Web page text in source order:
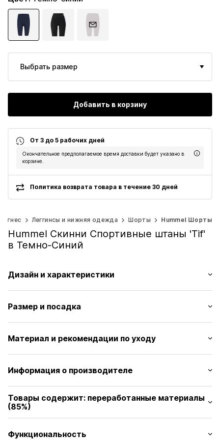
Выбрать размер
Добавить в корзину
От 3 до 5 рабочих дней
Окончательное предполагаемое время доставки будет указано в
корзине.
Политика возврата товара в течение 30 дней
Леггинсы и нижняя одежда Шорты Hummel Шорты
Hummel Скинни Спортивные штаны 'Tif'
в Темно-Синий
Дизайн и характеристики
Эластичный пояс
Широкий пояс
Печать лейблов
Размер и посадка
Крой: Скинни
Таблица размеров
Материал и рекомендации по уходу
Материал: 85% Полиамид - PA (переработанный), 15%
Информация о производителе
Balticagade 20
8000 Aarhus
DK
customerservice@hummel.dk
Товары содержит: переработанные материалы
(85%)
Доказательство: Заявление поставщика о проведении
Функциональность